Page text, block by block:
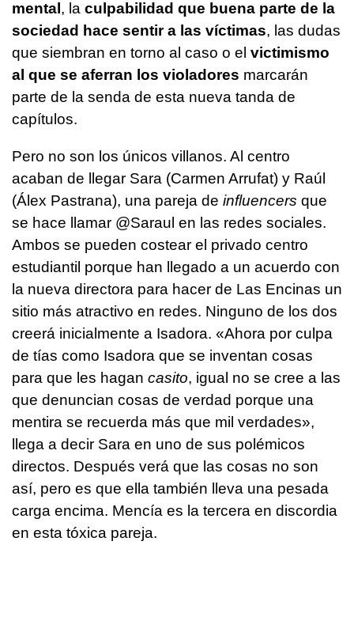
mental , la culpabilidad que buena parte de la
sociedad hace sentir a las víctimas, las dudas
que siembran en torno al caso o el victimismo
al que se aferran los violadores marcarán
parte de la senda de esta nueva tanda de
capítulos.
Pero no son los únicos villanos. Al centro
acaban de llegar Sara (Carmen Arrufat) y Raúl
(Álex Pastrana), una pareja de influencers que
se hace llamar @Saraul en las redes sociales.
Ambos se pueden costear el privado centro
estudiantil porque han llegado a un acuerdo con
la nueva directora para hacer de Las Encinas un
sitio más atractivo en redes. Ninguno de los dos
creerá inicialmente a Isadora. «Ahora por culpa
de tías como Isadora que se inventan cosas
para que les hagan casito, igual no se cree a las
que denuncian cosas de verdad porque una
mentira se recuerda más que mil verdades»,
llega a decir Sara en uno de sus polémicos
directos. Después verá que las cosas no son
así, pero es que ella también lleva una pesada
carga encima. Mencía es la tercera en discordia
en esta tóxica pareja.